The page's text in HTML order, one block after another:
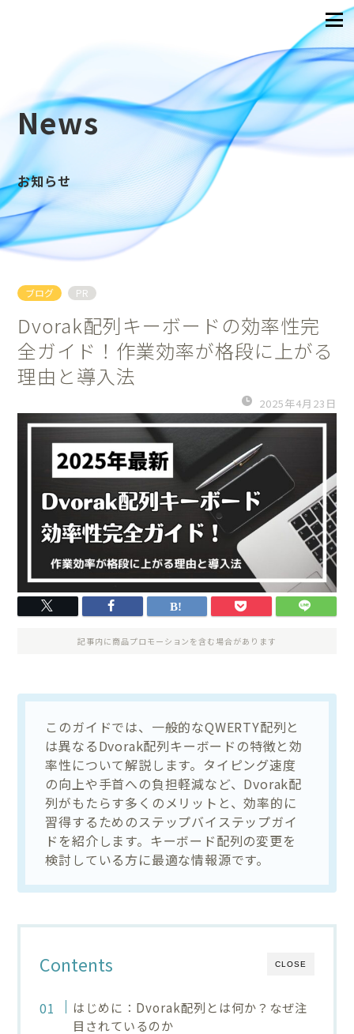
News
お知らせ
ブログ PR
Dvorak配列キーボードの効率性完
全ガイド！作業効率が格段に上がる
理由と導入法
2025年4月23日
記事内に商品プロモーションを含む場合があります
このガイドでは、一般的なQWERTY配列と
は異なるDvorak配列キーボードの特徴と効
率性について解説します。タイピング速度
の向上や手首への負担軽減など、Dvorak配
列がもたらす多くのメリットと、効率的に
習得するためのステップバイステップガイ
ドを紹介します。キーボード配列の変更を
検討している方に最適な情報源です。
CLOSE
Contents
はじめに：Dvorak配列とは何か？なぜ注
目されているのか